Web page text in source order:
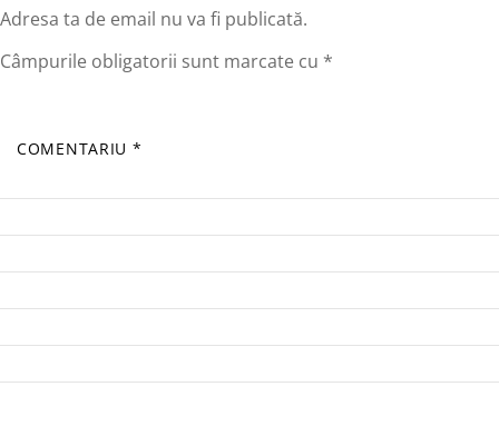
Adresa ta de email nu va fi publicată.
Câmpurile obligatorii sunt marcate cu *
COMENTARIU *